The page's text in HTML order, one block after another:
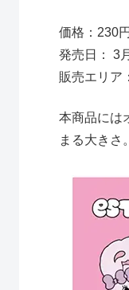
価格：230
発売日： 3
販売エリ
本商品には
まる大きさ